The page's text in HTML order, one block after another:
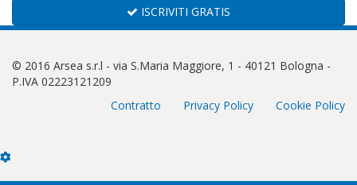
ISCRIVITI GRATIS
© 2016 Arsea s.r.l - via S.Maria Maggiore, 1 - 40121 Bologna -
P.IVA 02223121209
Contratto
Privacy Policy Cookie Policy
Cookie